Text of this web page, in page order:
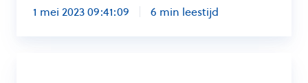
1 mei 2023 09:41:09 6 min leestijd